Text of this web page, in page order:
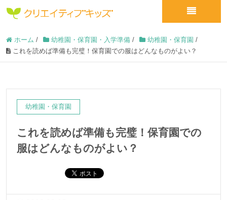
ホーム / 幼稚園・保育園・入学準備 / 幼稚園・保育園 /
これを読めば準備も完璧！保育園での服はどんなものがよい？
幼稚園・保育園
これを読めば準備も完璧！保育園での
服はどんなものがよい？